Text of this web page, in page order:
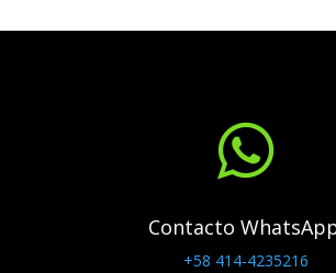

Contacto
+58 414-4235216